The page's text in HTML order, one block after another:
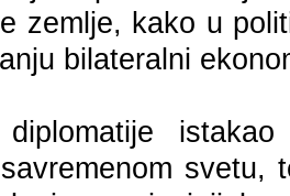
zemlje, kako u
bilateralni
svetu,